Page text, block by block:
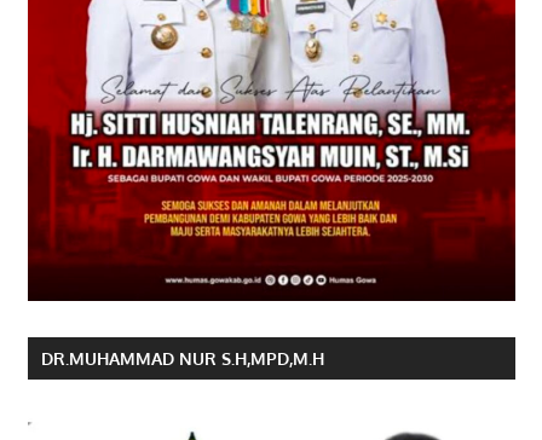
DR.MUHAMMAD NUR S.H,MPD,M.H